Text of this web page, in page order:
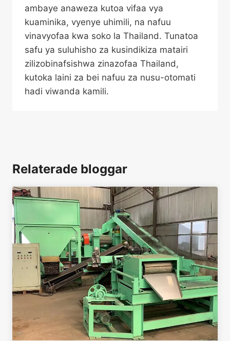
ambaye anaweza kutoa vifaa vya
kuaminika, vyenye uhimili, na nafuu
vinavyofaa kwa soko la Thailand. Tunatoa
safu ya suluhisho za kusindikiza matairi
zilizobinafsishwa zinazofaa Thailand,
kutoka laini za bei nafuu za nusu-otomati
hadi viwanda kamili.
Relaterade bloggar